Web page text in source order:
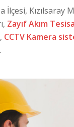
İlçesi, Kızılsaray
Zayıf Akım
, CCTV Kamera